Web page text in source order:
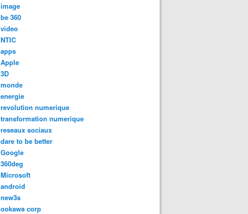
image
be 360
video
NTIC
apps
Apple
3D
monde
energie
revolution numerique
transformation numerique
reseaux sociaux
dare to be better
Google
360deg
Microsoft
android
new3s
ookawa corp